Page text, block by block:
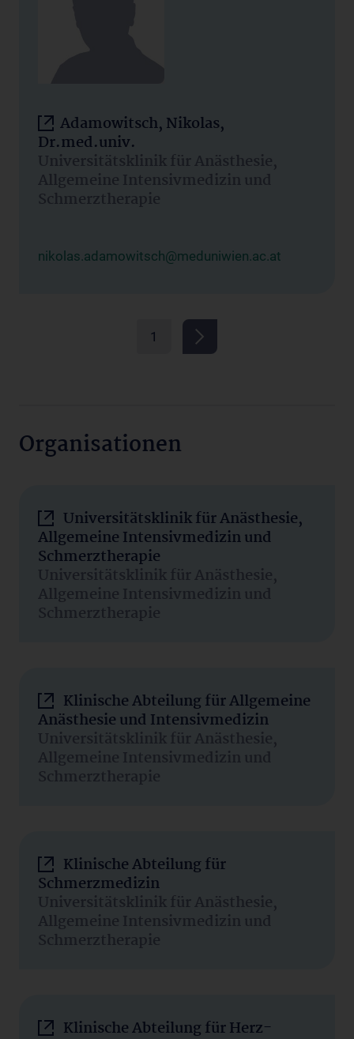
Adamowitsch, Nikolas,
Dr.med.univ.
Universitätsklinik für Anästhesie,
Allgemeine Intensivmedizin und
Schmerztherapie
nikolas.adamowitsch@meduniwien.ac.at
1
Organisationen
Universitätsklinik für Anästhesie,
Allgemeine Intensivmedizin und
Schmerztherapie
Universitätsklinik für Anästhesie,
Allgemeine Intensivmedizin und
Schmerztherapie
Klinische Abteilung für Allgemeine
Anästhesie und Intensivmedizin
Universitätsklinik für Anästhesie,
Allgemeine Intensivmedizin und
Schmerztherapie
Klinische Abteilung für
Schmerzmedizin
Universitätsklinik für Anästhesie,
Allgemeine Intensivmedizin und
Schmerztherapie
Klinische Abteilung für Herz-